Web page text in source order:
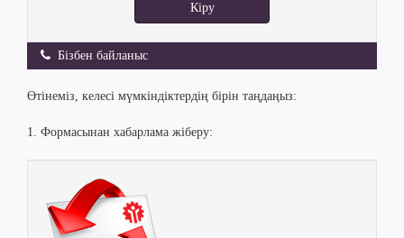
Кіру
Бізбен байланыс
Өтінеміз, келесі мүмкіндіктердің бірін таңдаңыз:
1. Формасынан хабарлама жіберу: